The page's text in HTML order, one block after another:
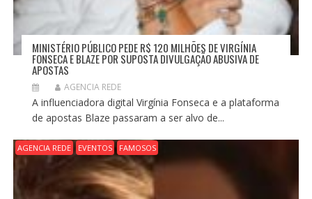
MINISTÉRIO PÚBLICO PEDE R$ 120 MILHÕES DE VIRGÍNIA
FONSECA E BLAZE POR SUPOSTA DIVULGAÇÃO ABUSIVA DE
APOSTAS
AGENCIA REDE
A influenciadora digital Virgínia Fonseca e a plataforma
de apostas Blaze passaram a ser alvo de...
AGENCIA REDE EVENTOS FAMOSOS